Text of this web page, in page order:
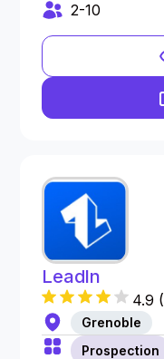
2-10
LeadIn
4.9 (
Grenoble
Prospection